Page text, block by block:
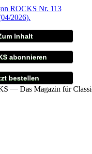
Inhalt
abonnieren
bestellen
— Das Magazin für